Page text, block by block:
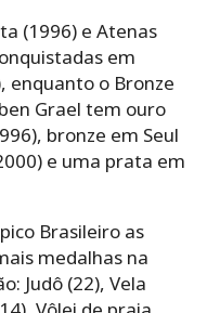
(1996) e Atenas
em
enquanto o Bronze
Grael tem ouro
bronze em Seul
e uma prata em
Brasileiro as
medalhas na
Judô (22), Vela